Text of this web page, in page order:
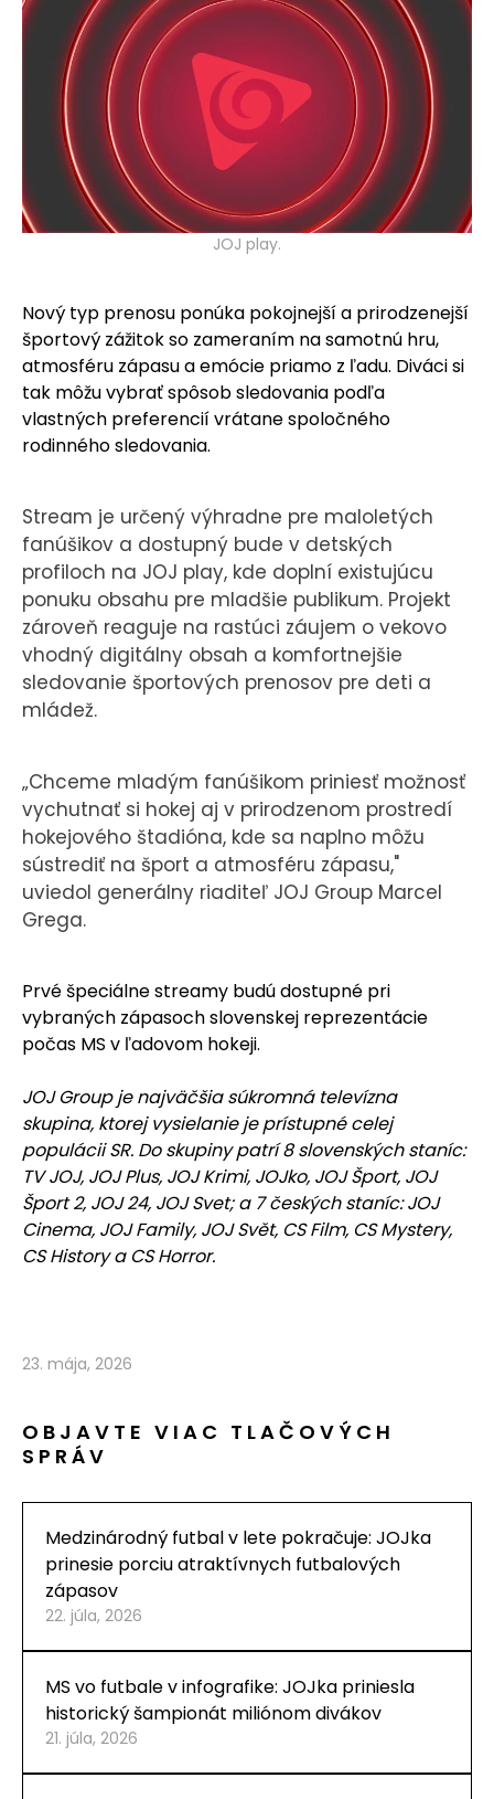
JOJ play.
Nový typ prenosu ponúka pokojnejší a prirodzenejší
športový zážitok so zameraním na samotnú hru,
atmosféru zápasu a emócie priamo z ľadu. Diváci si
tak môžu vybrať spôsob sledovania podľa
vlastných preferencií vrátane spoločného
rodinného sledovania.
Stream je určený výhradne pre maloletých
fanúšikov a dostupný bude v detských
profiloch na JOJ play, kde doplní existujúcu
ponuku obsahu pre mladšie publikum. Projekt
zároveň reaguje na rastúci záujem o vekovo
vhodný digitálny obsah a komfortnejšie
sledovanie športových prenosov pre deti a
mládež.
„Chceme mladým fanúšikom priniesť možnosť
vychutnať si hokej aj v prirodzenom prostredí
hokejového štadióna, kde sa naplno môžu
sústrediť na šport a atmosféru zápasu,"
uviedol generálny riaditeľ JOJ Group Marcel
Grega.
Prvé špeciálne streamy budú dostupné pri
vybraných zápasoch slovenskej reprezentácie
počas MS v ľadovom hokeji.
JOJ Group je najväčšia súkromná televízna
skupina, ktorej vysielanie je prístupné celej
populácii SR. Do skupiny patrí 8 slovenských staníc:
TV JOJ, JOJ Plus, JOJ Krimi, JOJko, JOJ Šport, JOJ
Šport 2, JOJ 24, JOJ Svet; a 7 českých staníc: JOJ
Cinema, JOJ Family, JOJ Svět, CS Film, CS Mystery,
CS History a CS Horror.
23. mája, 2026
OBJAVTE VIAC TLAČOVÝCH
SPRÁV
Medzinárodný futbal v lete pokračuje: JOJka
prinesie porciu atraktívnych futbalových
zápasov
22. júla, 2026
MS vo futbale v infografike: JOJka priniesla
historický šampionát miliónom divákov
21. júla, 2026